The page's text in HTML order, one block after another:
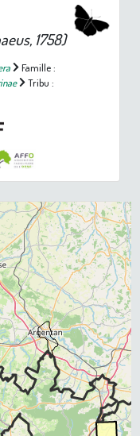
1758)
Famille :
Tribu :